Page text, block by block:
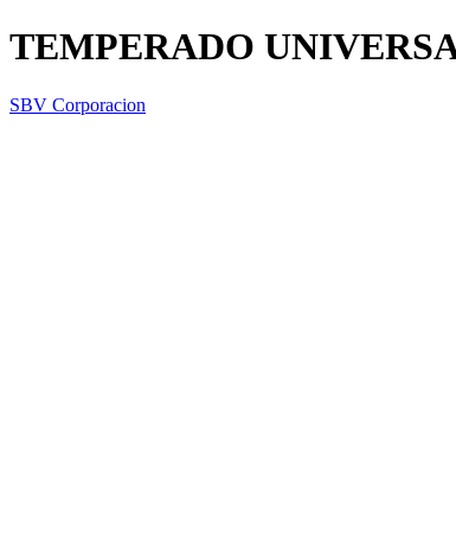
TEMPERADO
SBV Corporacion